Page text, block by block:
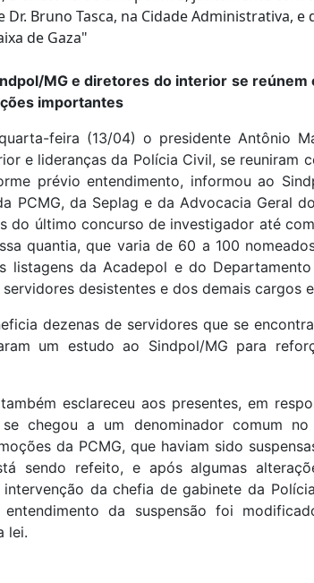
Dr. Bruno Tasca, na Cidade Administrativa,
de Gaza"
MG e diretores do interior se reúnem
importantes
feira (13/04) o presidente Antônio
e lideranças da Polícia Civil, se reuniram
prévio entendimento, informou ao
PCMG, da Seplag e da Advocacia Geral
do último concurso de investigador até
quantia, que varia de 60 a 100
listagens da Acadepol e do
desistentes e dos demais cargos
dezenas de servidores que se
um estudo ao Sindpol/MG para
esclareceu aos presentes, em
chegou a um denominador comum
da PCMG, que haviam sido
sendo refeito, e após algumas
intervenção da chefia de gabinete da
entendimento da suspensão foi
lei.